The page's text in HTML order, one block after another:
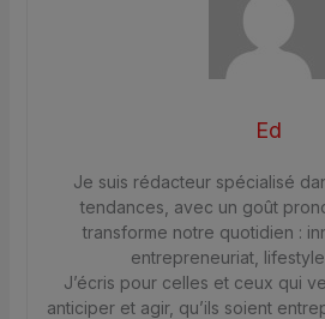
Ed
Je suis rédacteur spécialisé
tendances, avec un goût
transforme notre quotidien :
entrepreneuriat,
J’écris pour celles et ceux qui
anticiper et agir, qu’ils soient